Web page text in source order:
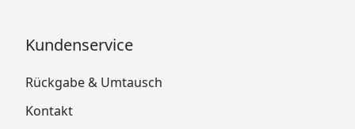
Kundenservice
Rückgabe & Umtausch
Kontakt